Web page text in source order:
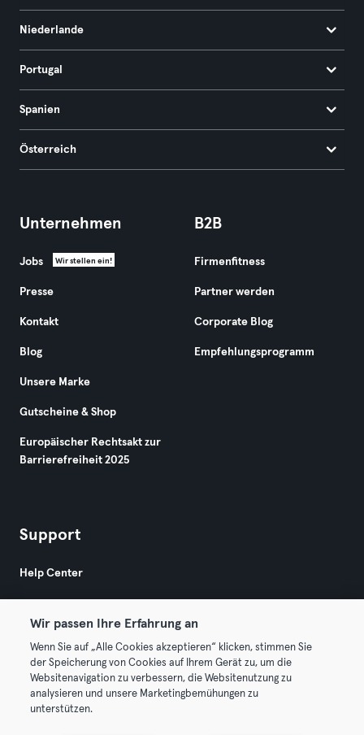
Niederlande
Portugal
Spanien
Österreich
Unternehmen
Jobs Wir stellen ein!
Presse
Kontakt
Blog
Unsere Marke
Gutscheine & Shop
Europäischer Rechtsakt zur
Barrierefreiheit 2025
B2B
Firmenfitness
Partner werden
Corporate Blog
Empfehlungsprogramm
Support
Help Center
© 2026 Urban Sports Group GmbH. All rights reserved.
AGB Datenschutz
Wir passen Ihre Erfahrung an
Wenn Sie auf „Alle Cookies akzeptieren“ klicken, stimmen Sie
der Speicherung von Cookies auf Ihrem Gerät zu, um die
Websitenavigation zu verbessern, die Websitenutzung zu
analysieren und unsere Marketingbemühungen zu
unterstützen.